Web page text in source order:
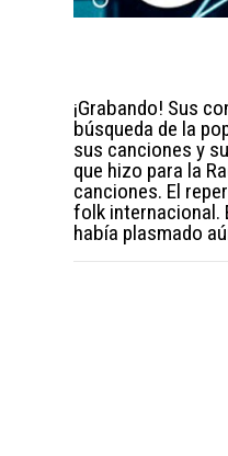
¡Grabando! Sus
búsqueda de la
sus canciones y
que hizo para la
canciones. El
folk internacional.
había plasmado